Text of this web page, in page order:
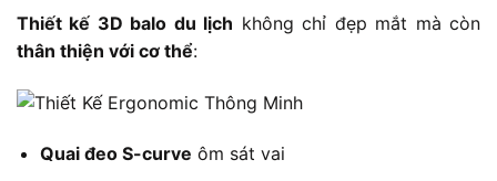
Thiết kế 3D balo du lịch không chỉ đẹp mắt mà còn
thân thiện với cơ thể:
Quai đeo S-curve ôm sát vai